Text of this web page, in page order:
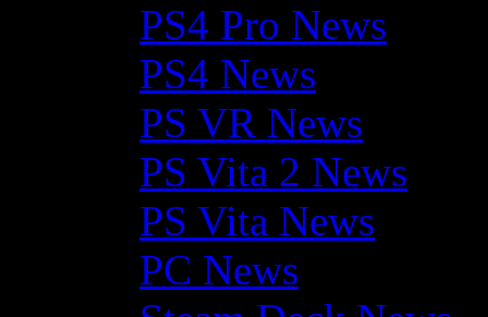
PS4 Pro News
PS4 News
PS VR News
PS Vita 2 News
PS Vita News
PC News